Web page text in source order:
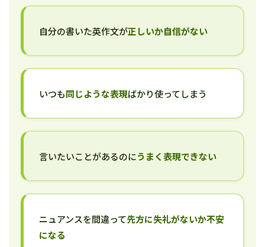
自分の書いた英作文が正しいか自信がない
いつも同じような表現ばかり使ってしまう
言いたいことがあるのにうまく表現できない
ニュアンスを間違って先方に失礼がないか不安
になる